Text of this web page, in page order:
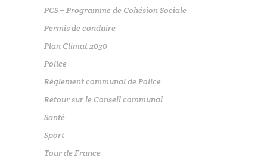
PCS – Programme de Cohésion Sociale
Permis de conduire
Plan Climat 2030
Police
Règlement communal de Police
Retour sur le Conseil communal
Santé
Sport
Tour de France